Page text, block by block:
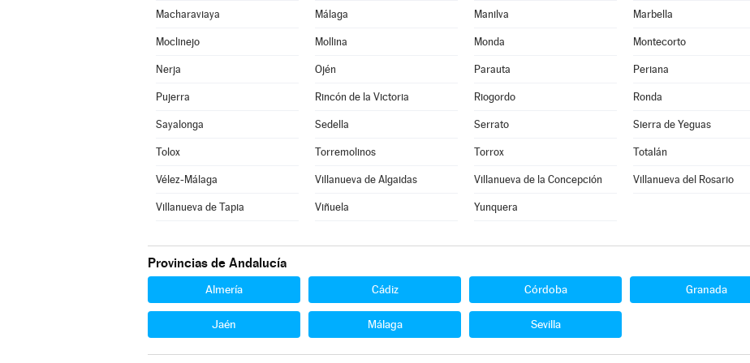
Macharaviaya Málaga Manilva Marbella
Moclinejo Mollina Monda Montecorto
Nerja Ojén Parauta Periana
Pujerra Rincón de la Victoria Riogordo Ronda
Sayalonga Sedella Serrato Sierra de Yeguas
Tolox Torremolinos Torrox Totalán
Vélez-Málaga Villanueva de Algaidas Villanueva de la Concepción Villanueva del Rosario
Villanueva de Tapia Viñuela Yunquera
Provincias de Andalucía
Almería Cádiz Córdoba Granada
Jaén Málaga Sevilla